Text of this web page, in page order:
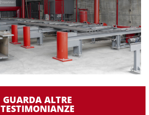
GUARDA ALTRE
TESTIMONIANZE